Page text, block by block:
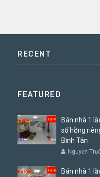
RECENT
FEATURED
Bán nhà 1
sổ hồng
Bình Tân
Nguyễn
Bán nhà 1